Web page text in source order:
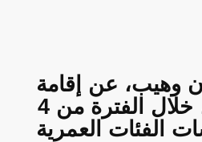
وهيب، عن إقامة
منافسات بطولة العراق للأشبال والبراعم في محافظة بغداد، خلال الفترة من 4
الفئات العمرية